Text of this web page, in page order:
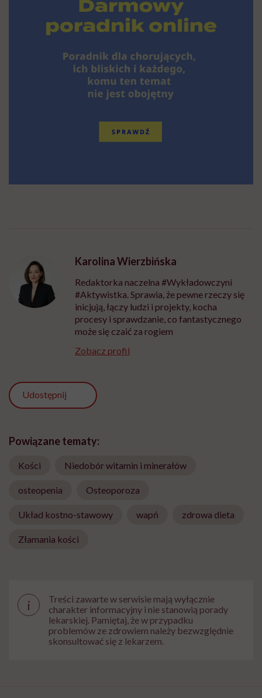
Karolina Wierzbińska
Redaktorka naczelna #Wykładowczyni
#Aktywistka. Sprawia, że pewne rzeczy się
inicjują, łączy ludzi i projekty, kocha
procesy i sprawdzanie, co fantastycznego
może się czaić za rogiem
Zobacz profil
Udostępnij
Powiązane tematy:
Kości Niedobór witamin i minerałów
osteopenia Osteoporoza
Układ kostno-stawowy wapń zdrowa dieta
Złamania kości
i
Treści zawarte w serwisie mają wyłącznie
charakter informacyjny i nie stanowią porady
lekarskiej. Pamiętaj, że w przypadku
problemów ze zdrowiem należy bezwzględnie
skonsultować się z lekarzem.